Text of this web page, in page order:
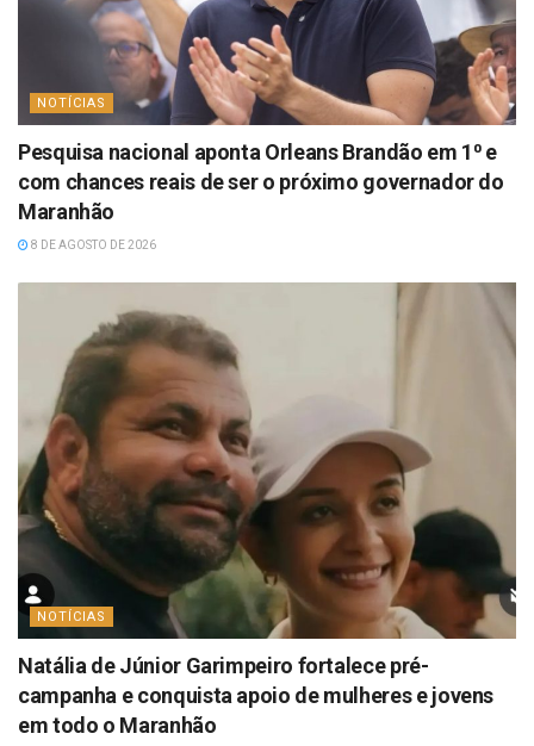
NOTÍCIAS
Pesquisa nacional aponta Orleans Brandão em 1⁰ e
com chances reais de ser o próximo governador do
Maranhão
8 DE AGOSTO DE 2026
NOTÍCIAS
Natália de Júnior Garimpeiro fortalece pré-
campanha e conquista apoio de mulheres e jovens
em todo o Maranhão